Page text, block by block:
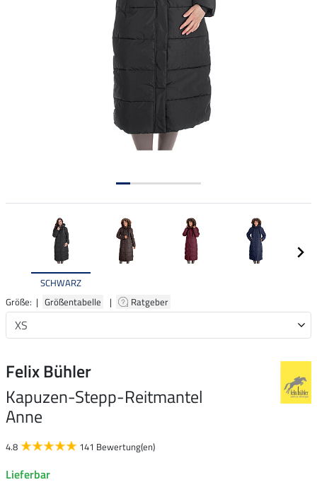
SCHWARZ
Größe: | Größentabelle | Ratgeber
Felix Bühler
Kapuzen-Stepp-Reitmantel
Anne
4.8 141 Bewertung(en)
Lieferbar